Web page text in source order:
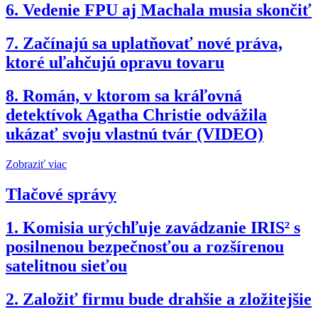
6. Vedenie FPU aj Machala musia skončiť
7. Začínajú sa uplatňovať nové práva,
ktoré uľahčujú opravu tovaru
8. Román, v ktorom sa kráľovná
detektívok Agatha Christie odvážila
ukázať svoju vlastnú tvár (VIDEO)
Zobraziť viac
Tlačové správy
1. Komisia urýchľuje zavádzanie IRIS² s
posilnenou bezpečnosťou a rozšírenou
satelitnou sieťou
2. Založiť firmu bude drahšie a zložitejšie